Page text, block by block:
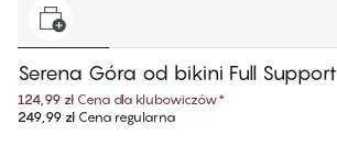
Serena Góra od bikini Full Support
124,99 zł Cena dla klubowiczów*
249,99 złCena regularna